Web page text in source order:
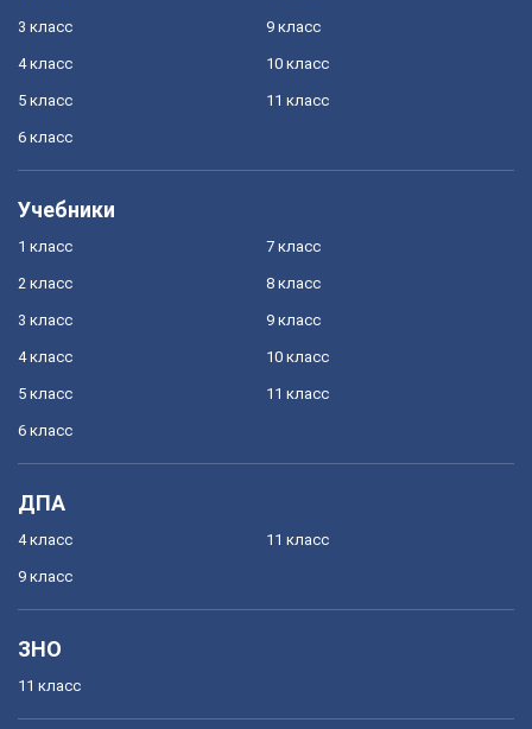
3 класс
4 класс
5 класс
6 класс
9 класс
10 класс
11 класс
Учебники
1 класс
2 класс
3 класс
4 класс
5 класс
6 класс
7 класс
8 класс
9 класс
10 класс
11 класс
ДПА
4 класс
9 класс
11 класс
ЗНО
11 класс